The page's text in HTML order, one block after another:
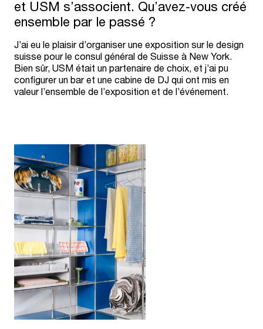
et USM s’associent. Qu’avez-vous créé
ensemble par le passé ?
J’ai eu le plaisir d’organiser une exposition sur le design
suisse pour le consul général de Suisse à New York.
Bien sûr, USM était un partenaire de choix, et j’ai pu
configurer un bar et une cabine de DJ qui ont mis en
valeur l’ensemble de l’exposition et de l’événement.